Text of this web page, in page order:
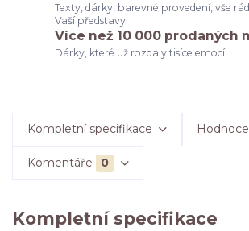
Texty, dárky, barevné provedení, vše
Vaší představy
Více než 10 000 prodaných
Dárky, které už rozdaly tisíce emocí
Kompletní specifikace
Komentáře 0
Kompletní specifikace